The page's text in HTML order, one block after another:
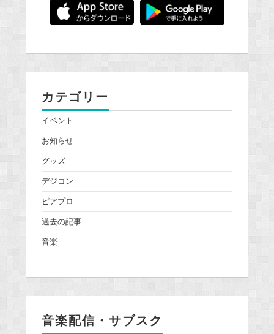
カテゴリー
イベント
お知らせ
グッズ
デジコン
ピアプロ
過去の記事
音楽
音楽配信・サブスク